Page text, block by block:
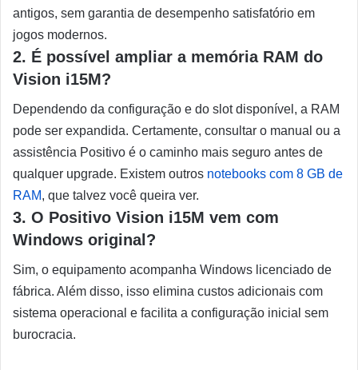
antigos, sem garantia de desempenho satisfatório em
jogos modernos.
2. É possível ampliar a memória RAM do
Vision i15M?
Dependendo da configuração e do slot disponível, a RAM
pode ser expandida. Certamente, consultar o manual ou a
assistência Positivo é o caminho mais seguro antes de
qualquer upgrade. Existem outros notebooks com 8 GB de
RAM, que talvez você queira ver.
3. O Positivo Vision i15M vem com
Windows original?
Sim, o equipamento acompanha Windows licenciado de
fábrica. Além disso, isso elimina custos adicionais com
sistema operacional e facilita a configuração inicial sem
burocracia.